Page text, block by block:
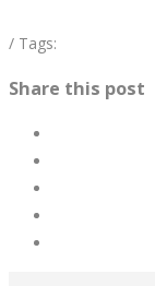
/ Tags:
Share this post